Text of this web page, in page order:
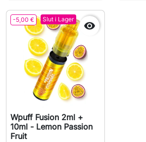
-5,00 € Slut i Lager

Wpuff Fusion 2ml +
10ml - Lemon Passion
Fruit